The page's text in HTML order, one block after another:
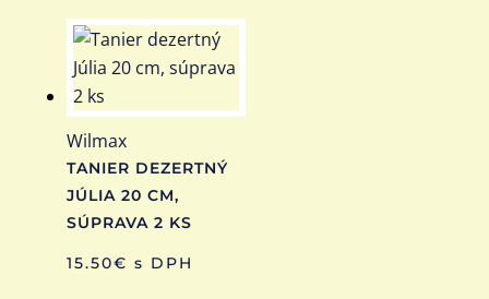
Wilmax
TANIER DEZERTNÝ
JÚLIA 20 CM,
SÚPRAVA 2 KS
15.50€ s DPH